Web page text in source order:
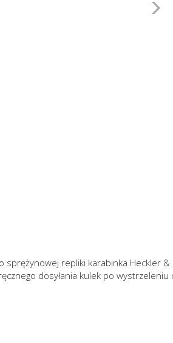
repliki karabinka Heckler &
dosyłania kulek po wystrzeleniu